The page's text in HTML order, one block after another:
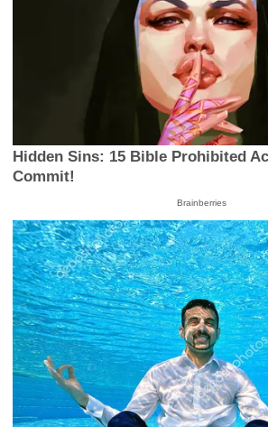
Hidden Sins: 15 Bible Prohibited
Commit!
Brainberries